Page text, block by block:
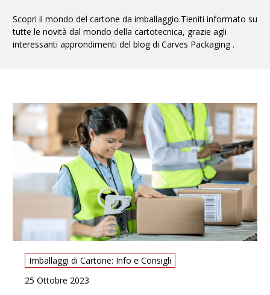
Scopri il mondo del cartone da imballaggio.Tieniti informato su
tutte le novità dal mondo della cartotecnica, grazie agli
interessanti approndimenti del blog di Carves Packaging .
Imballaggi di Cartone: Info e Consigli
25 Ottobre 2023